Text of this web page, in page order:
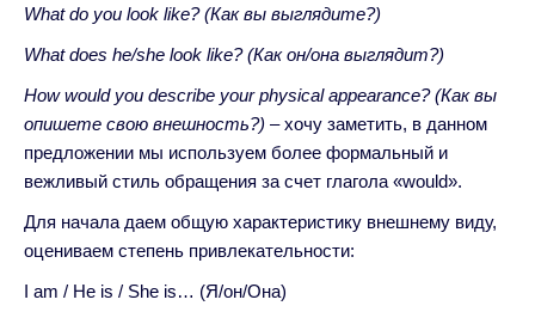
What do you look like? (Как вы выглядите?)
What does he/she look like? (Как он/она выглядит?)
How would you describe your physical appearance? (Как вы
опишете свою внешность?) –хочу заметить, в данном
предложении мы используем более формальный и
вежливый стиль обращения за счет глагола «would».
Для начала даем общую характеристику внешнему виду,
оцениваем степень привлекательности:
I am / He is / She is… (Я/он/Она)